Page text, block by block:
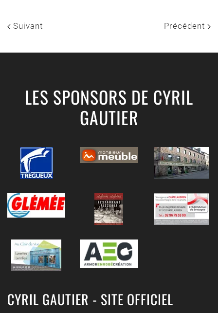
Suivant Précédent
LES SPONSORS DE CYRIL
GAUTIER
CYRIL GAUTIER - SITE OFFICIEL